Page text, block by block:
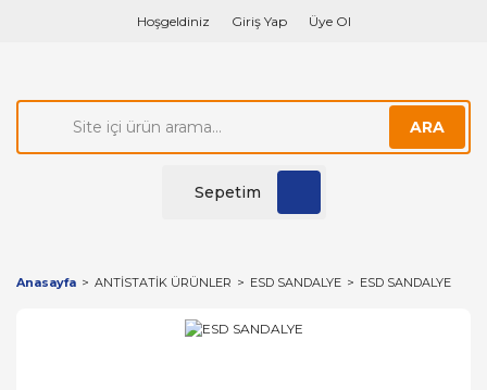
Hoşgeldiniz Giriş Yap Üye Ol
ARA
Sepetim
Anasayfa ANTİSTATİK ÜRÜNLER ESD SANDALYE ESD SANDALYE